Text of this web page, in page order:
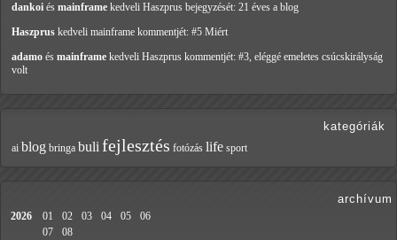
dankoi és mainframe kedveli Haszprus bejegyzését: 21 éves a blog
Haszprus kedveli mainframe kommentjét: #5 Miért
adamo és mainframe kedveli Haszprus kommentjét: #3, eléggé emeletes csúcskirályság
volt
kategóriák
ai blog bringa buli fejlesztés fotózás life sport
archívum
2026 01 02 03 04 05
06
07
08